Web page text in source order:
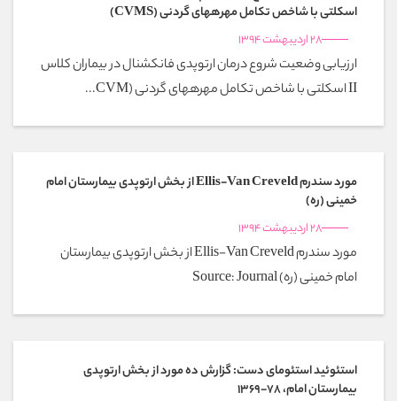
اسکلتی با شاخص تکامل مهرههای گردنی (CVMS)
28 اردیبهشت 1394
ارزیابی وضعیت شروع درمان ارتوپدی فانکشنال در بیماران کلاس
II اسکلتی با شاخص تکامل مهرههای گردنی (CVM...
مورد سندرم Ellis-Van Creveld از بخش ارتوپدی بیمارستان امام
خمینی (ره)
28 اردیبهشت 1394
مورد سندرم Ellis-Van Creveld از بخش ارتوپدی بیمارستان
امام خمینی (ره) Source: Journal
استئوئید استئومای دست: گزارش ده مورد از بخش ارتوپدی
بیمارستان امام، 78-1369